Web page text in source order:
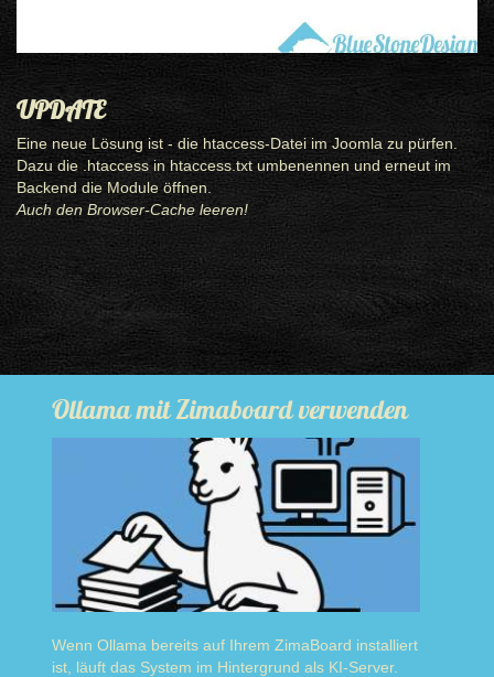
UPDATE
Eine neue Lösung ist - die htaccess-Datei im Joomla zu pürfen.
Dazu die .htaccess in htaccess.txt umbenennen und erneut im
Backend die Module öffnen.
Auch den Browser-Cache leeren!
Ollama mit Zimaboard verwenden
Wenn Ollama bereits auf Ihrem ZimaBoard installiert
ist, läuft das System im Hintergrund als KI-Server.